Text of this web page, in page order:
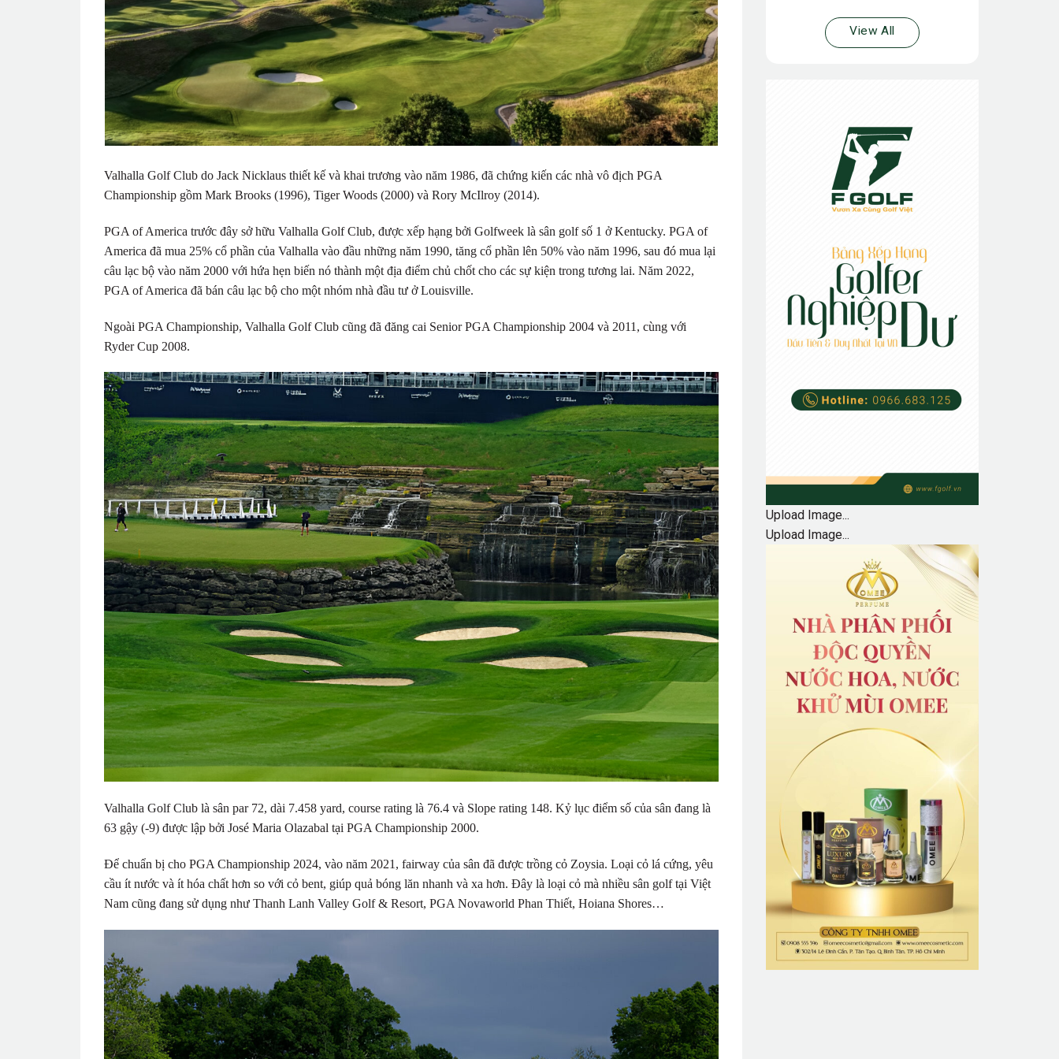
Valhalla Golf Club do Jack Nicklaus thiết kế và khai trương vào năm 1986, đã chứng kiến các nhà vô địch PGA
Championship gồm Mark Brooks (1996), Tiger Woods (2000) và Rory McIlroy (2014).
PGA of America trước đây sở hữu Valhalla Golf Club, được xếp hạng bởi Golfweek là sân golf số 1 ở Kentucky. PGA of
America đã mua 25% cổ phần của Valhalla vào đầu những năm 1990, tăng cổ phần lên 50% vào năm 1996, sau đó mua lại
câu lạc bộ vào năm 2000 với hứa hẹn biến nó thành một địa điểm chủ chốt cho các sự kiện trong tương lai. Năm 2022,
PGA of America đã bán câu lạc bộ cho một nhóm nhà đầu tư ở Louisville.
Ngoài PGA Championship, Valhalla Golf Club cũng đã đăng cai Senior PGA Championship 2004 và 2011, cùng với
Ryder Cup 2008.
Valhalla Golf Club là sân par 72, dài 7.458 yard, course rating là 76.4 và Slope rating 148. Kỷ lục điểm số của sân đang là
63 gậy (-9) được lập bởi José Maria Olazabal tại PGA Championship 2000.
Để chuẩn bị cho PGA Championship 2024, vào năm 2021, fairway của sân đã được trồng cỏ Zoysia. Loại cỏ lá cứng, yêu
cầu ít nước và ít hóa chất hơn so với cỏ bent, giúp quả bóng lăn nhanh và xa hơn. Đây là loại cỏ mà nhiều sân golf tại Việt
Nam cũng đang sử dụng như Thanh Lanh Valley Golf & Resort, PGA Novaworld Phan Thiết, Hoiana Shores…
View All
Upload Image...
Upload Image...